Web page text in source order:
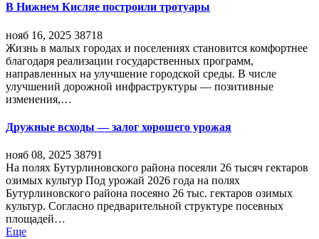
В Нижнем Кисляе построили тротуары
нояб 16, 2025 38718
Жизнь в малых городах и поселениях становится комфортнее
благодаря реализации государственных программ,
направленных на улучшение городской среды. В числе
улучшений дорожной инфраструктуры — позитивные
изменения,…
Дружные всходы — залог хорошего урожая
нояб 08, 2025 38791
На полях Бутурлиновского района посеяли 26 тысяч гектаров
озимых культур Под урожай 2026 года на полях
Бутурлиновского района посеяно 26 тыс. гектаров озимых
культур. Согласно предварительной структуре посевных
площадей…
Еще